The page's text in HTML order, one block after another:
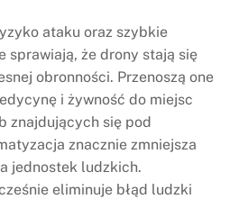
ataku oraz szybkie
sprawiają, że drony stają się
obronności. Przenoszą one
i żywność do miejsc
znajdujących się pod
znacznie zmniejsza
jednostek ludzkich.
eliminuje błąd ludzki